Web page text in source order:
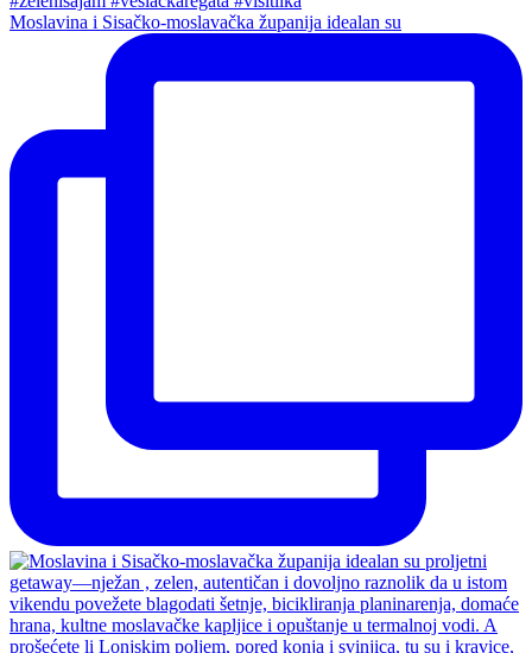
Moslavina i Sisačko-moslavačka županija idealan su